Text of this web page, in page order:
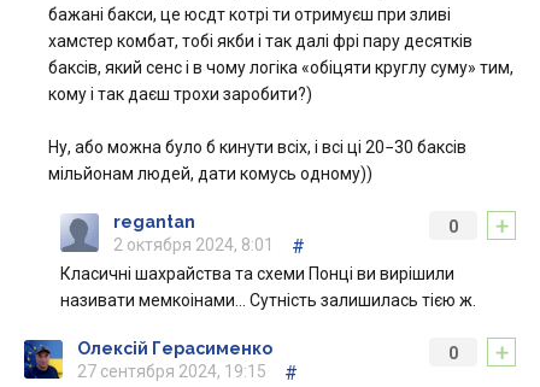
бажані бакси, це юсдт котрі ти отримуєш при зливі
хамстер комбат, тобі якби і так далі фрі пару десятків
баксів, який сенс і в чому логіка «обіцяти круглу суму» тим,
кому і так даєш трохи заробити?)
Ну, або можна було б кинути всіх, і всі ці 20−30 баксів
мільйонам людей, дати комусь одному))
+
0
regantan
2 октября 2024, 8:01
#
Класичні шахрайства та схеми Понці ви вирішили
називати мемкоінами… Сутність залишилась тією ж.
+
0
Олексій Герасименко
27 сентября 2024, 19:15
#